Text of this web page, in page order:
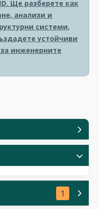
1
Ще разберете как
анализи и
системи,
устойчиви
инженерните